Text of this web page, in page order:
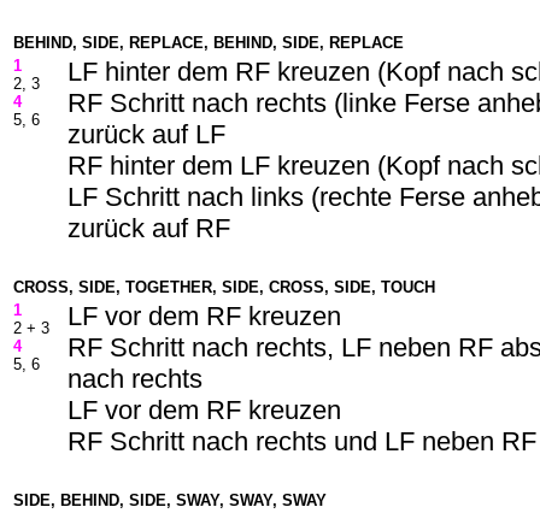
BEHIND, SIDE, REPLACE, BEHIND, SIDE, REPLACE
1
2, 3
4
5, 6
LF hinter dem RF kreuzen (Kopf nach
RF Schritt nach rechts (linke Ferse
zurück auf LF
RF hinter dem LF kreuzen (Kopf nach
LF Schritt nach links (rechte Ferse
zurück auf RF
CROSS, SIDE, TOGETHER, SIDE, CROSS, SIDE, TOUCH
1
2 + 3
4
5, 6
LF vor dem RF kreuzen
RF Schritt nach rechts, LF neben RF
nach rechts
LF vor dem RF kreuzen
RF Schritt nach rechts und LF neben
SIDE, BEHIND, SIDE, SWAY, SWAY, SWAY